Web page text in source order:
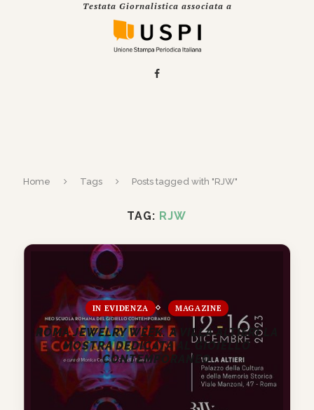
Testata Giornalistica associata a
Home Tags Posts tagged with "RJW"
TAG: RJW
IN EVIDENZA MAGAZINE
ROMA JEWELRY WEEK. A VILLA ALTIERI LA
MOSTRA DEDICATA AL GIOIELLO
CONTEMPORANEO